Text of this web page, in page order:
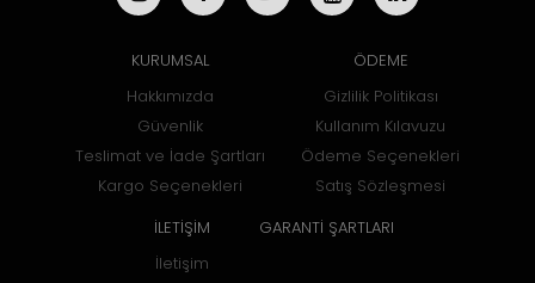
KURUMSAL
Hakkımızda
Güvenlik
Teslimat ve İade Şartları
Kargo Seçenekleri
ÖDEME
Gizlilik Politikası
Kullanım Kılavuzu
Ödeme Seçenekleri
Satış Sözleşmesi
İLETİŞİM
İletişim
GARANTİ ŞARTLARI